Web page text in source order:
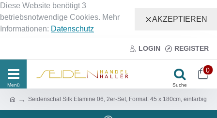
Diese Website benötigt 3
betriebsnotwendige Cookies. Mehr
Informationen: Datenschutz
AKZEPTIEREN
LOGIN REGISTER
0
Seidenschal Silk Etamine 06, 2er-Set, Format: 45 x 180cm, einfarbig